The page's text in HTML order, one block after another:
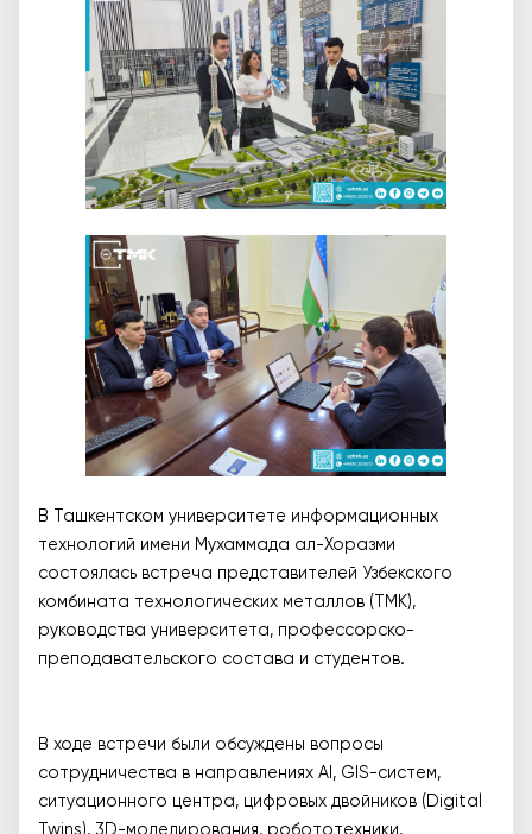
В Ташкентском университете информационных
технологий имени Мухаммада ал-Хоразми
состоялась встреча представителей Узбекского
комбината технологических металлов (TMK),
руководства университета, профессорско-
преподавательского состава и студентов.
В ходе встречи были обсуждены вопросы
сотрудничества в направлениях AI, GIS-систем,
ситуационного центра, цифровых двойников (Digital